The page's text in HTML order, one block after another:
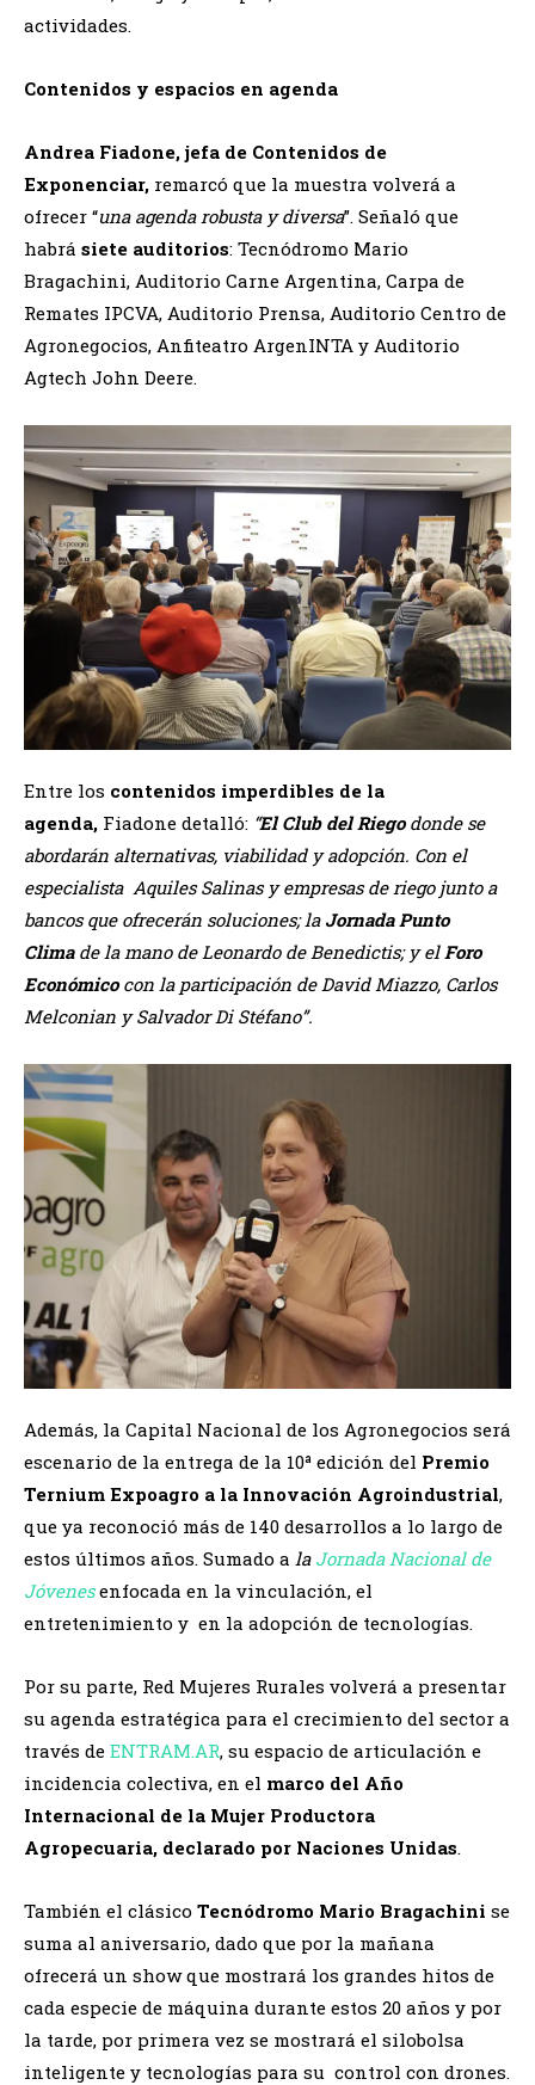
actividades.
Contenidos y espacios en agenda
Andrea Fiadone, jefa de Contenidos de
Exponenciar, remarcó que la muestra volverá a
ofrecer “una agenda robusta y diversa”. Señaló que
habrá siete auditorios: Tecnódromo Mario
Bragachini, Auditorio Carne Argentina, Carpa de
Remates IPCVA, Auditorio Prensa, Auditorio Centro de
Agronegocios, Anfiteatro ArgenINTA y Auditorio
Agtech John Deere.
Entre los contenidos imperdibles de la
agenda, Fiadone detalló: “El Club del Riegodonde se
abordarán alternativas, viabilidad y adopción. Con el
especialista Aquiles Salinas y empresas de riego junto a
bancos que ofrecerán soluciones; la Jornada Punto
Clima de la mano de Leonardo de Benedictis; y el Foro
Económicocon la participación de David Miazzo, Carlos
Melconian y Salvador Di Stéfano”.
Además, la Capital Nacional de los Agronegocios será
escenario de la entrega de la 10ª edición del Premio
Ternium Expoagro a la Innovación Agroindustrial,
que ya reconoció más de 140 desarrollos a lo largo de
estos últimos años. Sumado a la Jornada Nacional de
Jóvenesenfocada en la vinculación, el
entretenimiento y en la adopción de tecnologías.
Por su parte, Red Mujeres Rurales volverá a presentar
su agenda estratégica para el crecimiento del sector a
través de ENTRAM.AR, su espacio de articulación e
incidencia colectiva, en el marco del Año
Internacional de la Mujer Productora
Agropecuaria, declarado por Naciones Unidas.
También el clásico Tecnódromo Mario Bragachini se
suma al aniversario, dado que por la mañana
ofrecerá un show que mostrará los grandes hitos de
cada especie de máquina durante estos 20 años y por
la tarde, por primera vez se mostrará el silobolsa
inteligente y tecnologías para su control con drones.